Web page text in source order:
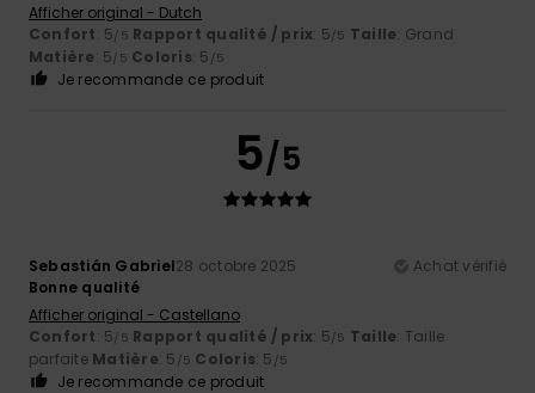
Afficher original - Dutch
Confort: 5/5 Rapport qualité / prix: 5/5 Taille: Grand
Matière: 5/5 Coloris: 5 /5
Je recommande ce produit
5/5
Sebastián Gabriel28 octobre 2025
Achat vérifié
Bonne qualité
Afficher original - Castellano
Confort: 5/5 Rapport qualité / prix: 5/5 Taille: Taille
parfaite Matière: 5 /5 Coloris: 5 /5
Je recommande ce produit